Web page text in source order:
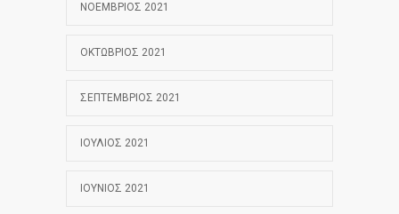
ΝΟΈΜΒΡΙΟΣ 2021
ΟΚΤΏΒΡΙΟΣ 2021
ΣΕΠΤΈΜΒΡΙΟΣ 2021
ΙΟΎΛΙΟΣ 2021
ΙΟΎΝΙΟΣ 2021